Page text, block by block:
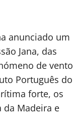
anunciado um
Jana, das
de vento
Português do
forte, os
da Madeira e